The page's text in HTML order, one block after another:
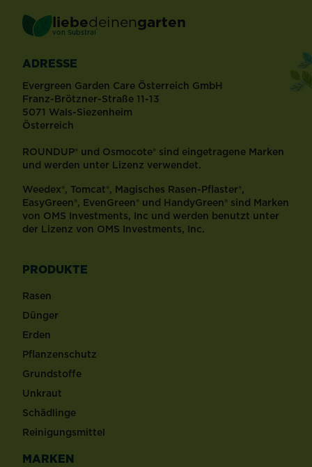
liebedeinengarten
von Substral ®
ADRESSE
Evergreen Garden Care Österreich GmbH
Franz-Brötzner-Straße 11-13
5071 Wals-Siezenheim
Österreich
ROUNDUP® und Osmocote® sind eingetragene Marken
und werden unter Lizenz verwendet.
Weedex®, Tomcat®, Magisches Rasen-Pflaster®,
EasyGreen®, EvenGreen® und HandyGreen® sind Marken
von OMS Investments, Inc und werden benutzt unter
der Lizenz von OMS Investments, Inc.
PRODUKTE
Rasen
Dünger
Erden
Pflanzenschutz
Grundstoffe
Unkraut
Schädlinge
Reinigungsmittel
MARKEN